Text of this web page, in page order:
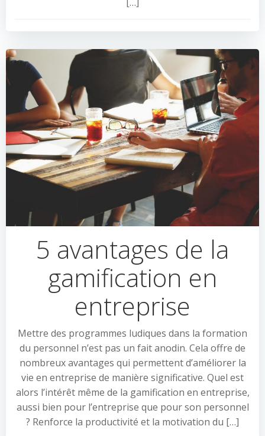
5 avantages de la
gamification en
entreprise
Mettre des programmes ludiques dans la formation
du personnel n’est pas un fait anodin. Cela offre de
nombreux avantages qui permettent d’améliorer la
vie en entreprise de manière significative. Quel est
alors l’intérêt même de la gamification en entreprise,
aussi bien pour l’entreprise que pour son personnel
? Renforce la productivité et la motivation du […]